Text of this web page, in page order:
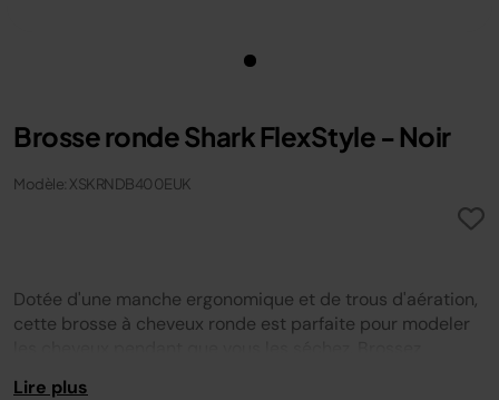
Brosse ronde Shark FlexStyle - Noir
Modèle: XSKRNDB400EUK
Dotée d'une manche ergonomique et de trous d'aération,
cette brosse à cheveux ronde est parfaite pour modeler
Lire plus